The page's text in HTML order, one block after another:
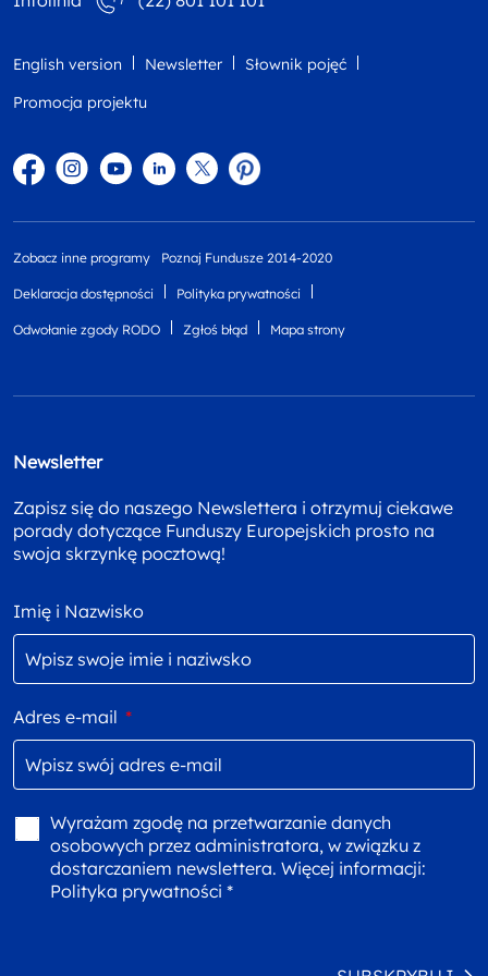
English version Newsletter
Słownik pojęć
Promocja projektu
FacebookInstagram
YouTubeLinkedintwitterPinterest
Zobacz inne programy Poznaj Fundusze 2014-2020
Deklaracja dostępności Polityka prywatności
Odwołanie zgody RODO Zgłoś błąd Mapa strony
Newsletter
Zapisz się do naszego Newslettera i otrzymuj ciekawe
porady dotyczące Funduszy Europejskich prosto na
swoja skrzynkę pocztową!
Imię i Nazwisko
Adres e-mail *
Wyrażam zgodę na przetwarzanie danych
osobowych przez administratora, w związku z
dostarczaniem newslettera. Więcej informacji:
Polityka prywatności *